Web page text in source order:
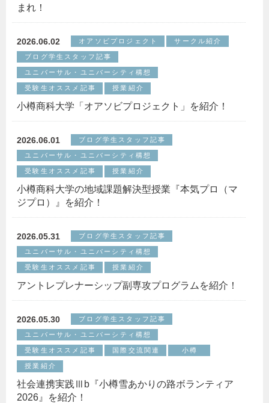
まれ！
2026.06.02 オアソビプロジェクト サークル紹介
ブログ学生スタッフ記事
ユニバーサル・ユニバーシティ構想
受験生オススメ記事 授業紹介
小樽商科大学「オアソビプロジェクト」を紹介！
2026.06.01 ブログ学生スタッフ記事
ユニバーサル・ユニバーシティ構想
受験生オススメ記事 授業紹介
小樽商科大学の地域課題解決型授業『本気プロ（マ
ジプロ）』を紹介！
2026.05.31 ブログ学生スタッフ記事
ユニバーサル・ユニバーシティ構想
受験生オススメ記事 授業紹介
アントレプレナーシップ副専攻プログラムを紹介！
2026.05.30 ブログ学生スタッフ記事
ユニバーサル・ユニバーシティ構想
受験生オススメ記事 国際交流関連 小樽
授業紹介
社会連携実践Ⅲb『小樽雪あかりの路ボランティア
2026』を紹介！